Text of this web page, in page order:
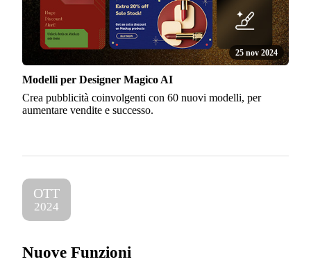
25 nov 2024
Modelli per Designer Magico AI
Crea pubblicità coinvolgenti con 60 nuovi modelli, per
aumentare vendite e successo.
OTT
2024
Nuove Funzioni